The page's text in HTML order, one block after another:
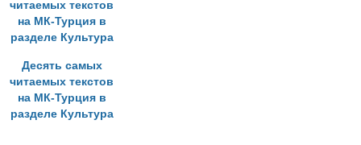
галерею
Десять самых
читаемых текстов
на МК-Турция в
разделе Культура